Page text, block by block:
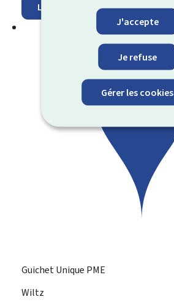
J'accepte
Je refuse
Gérer les cookies
Localisez sur la carte
Guichet Unique PME
Wiltz